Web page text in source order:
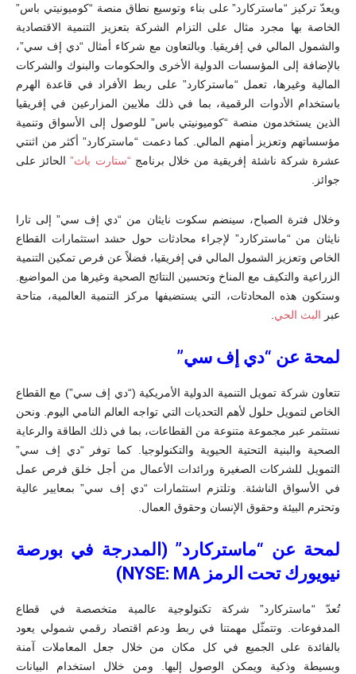
ويعدّ تركيز “ماستركارد” على بناء وتوسيع نطاق منصة “كوميونيتي باس”
الخاصة بها مجرد مثال على التزام الشركة بتعزيز التنمية الاقتصادية
والشمول المالي في إفريقيا. وبالتعاون مع شركاء أمثال “دي إف سي”،
بالإضافة إلى المؤسسات الدولية الأخرى والحكومات والبنوك والشركات
المالية وغيرها، تعمل “ماستركارد” على ربط الأفراد في قاعدة الهرم
باستخدام الأدوات الرقمية، بما في ذلك ملايين المزارعين في إفريقيا
الذين يستخدمون منصة “كوميونيتي باس” للوصول إلى الأسواق وتنمية
مؤسساتهم وتعزيز أمنهم المالي. كما دعمت “ماستركارد” أكثر من اثنتي
عشرة شركة ناشئة إفريقية من خلال برنامج “ستارت باث”الحائز على
جوائز.
وخلال فترة الصباح، سينضم سكوت نايثان من “دي إف سي” إلى تارا
نايثان من “ماستركارد” لإجراء محادثات حول حشد استثمارات القطاع
الخاص وتعزيز الشمول المالي في إفريقيا، فضلاً عن فرص تمكين التنمية
الزراعية والتكيف مع المناخ وتحسين النتائج الصحية وغيرها من المواضيع.
وستكون هذه المحادثات، التي يستضيفها مركز التنمية العالمية، متاحة
عبر البث الحي
لمحة عن “دي إف سي”
تتعاون شركة تمويل التنمية الدولية الأمريكية (“دي إف سي”) مع القطاع
الخاص لتمويل حلول لأهم التحديات التي تواجه العالم النامي اليوم. ونحن
نستثمر عبر مجموعة متنوعة من القطاعات، بما في ذلك الطاقة والرعاية
الصحية والبنية التحتية الحيوية والتكنولوجيا. كما توفر “دي إف سي”
التمويل للشركات الصغيرة ورائدات الأعمال من أجل خلق فرص عمل
في الأسواق الناشئة. وتلتزم استثمارات “دي إف سي” بمعايير عالية
وتحترم البيئة وحقوق الإنسان وحقوق العمال.
لمحة عن “ماستركارد” (المدرجة في بورصة
نيويورك تحت الرمز NYSE: MA
)
تُعدّ “ماستركارد” شركة تكنولوجية عالمية متخصصة في قطاع
المدفوعات. وتتمثّل مهمتنا في ربط ودعم اقتصاد رقمي شمولي يعود
بالفائدة على الجميع في كل مكان من خلال جعل المعاملات آمنة
وبسيطة وذكية ويمكن الوصول إليها. ومن خلال استخدام البيانات